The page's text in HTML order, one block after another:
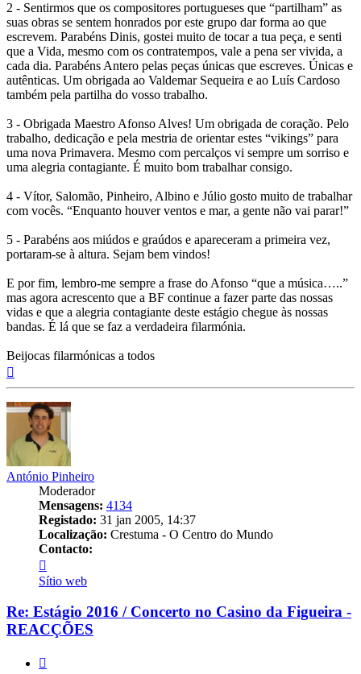
2 - Sentirmos que os compositores portugueses que “partilham” as
suas obras se sentem honrados por este grupo dar forma ao que
escrevem. Parabéns Dinis, gostei muito de tocar a tua peça, e senti
que a Vida, mesmo com os contratempos, vale a pena ser vivida, a
cada dia. Parabéns Antero pelas peças únicas que escreves. Únicas e
autênticas. Um obrigada ao Valdemar Sequeira e ao Luís Cardoso
também pela partilha do vosso trabalho.
3 - Obrigada Maestro Afonso Alves! Um obrigada de coração. Pelo
trabalho, dedicação e pela mestria de orientar estes “vikings” para
uma nova Primavera. Mesmo com percalços vi sempre um sorriso e
uma alegria contagiante. É muito bom trabalhar consigo.
4 - Vítor, Salomão, Pinheiro, Albino e Júlio gosto muito de trabalhar
com vocês. “Enquanto houver ventos e mar, a gente não vai parar!”
5 - Parabéns aos miúdos e graúdos e apareceram a primeira vez,
portaram-se à altura. Sejam bem vindos!
E por fim, lembro-me sempre a frase do Afonso “que a música…..”
mas agora acrescento que a BF continue a fazer parte das nossas
vidas e que a alegria contagiante deste estágio chegue às nossas
bandas. É lá que se faz a verdadeira filarmónia.
Beijocas filarmónicas a todos
António Pinheiro
Moderador
Mensagens: 4134
Registado: 31 jan 2005, 14:37
Localização: Crestuma - O Centro do Mundo
Contacto:
António
Pinheiro
Sítio web
Re: Estágio 2016 / Concerto no Casino da Figueira -
REACÇÕES